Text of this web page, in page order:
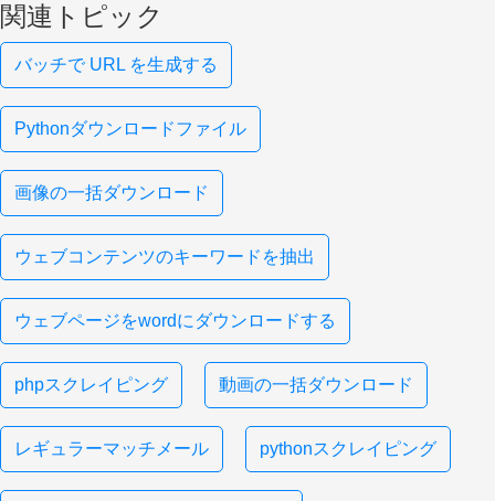
関連トピック
バッチで URL を生成する
Pythonダウンロードファイル
画像の一括ダウンロード
ウェブコンテンツのキーワードを抽出
ウェブページをwordにダウンロードする
phpスクレイピング 動画の一括ダウンロード
レギュラーマッチメール pythonスクレイピング